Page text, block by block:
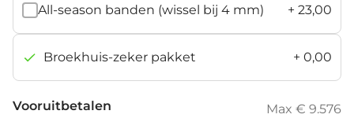
All-season banden (wissel bij 4 mm) + 23,00
Broekhuis-zeker pakket + 0,00
Vooruitbetalen Max € 9.576